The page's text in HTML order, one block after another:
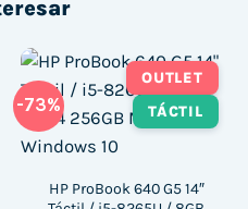
-73%
OUTLET
TÁCTIL
HP ProBook 640 G5 14″